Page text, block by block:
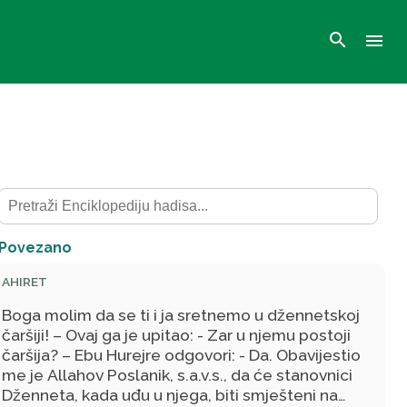
search menu
Povezano
AHIRET
Boga molim da se ti i ja sretnemo u džennetskoj
čaršiji! – Ovaj ga je upitao: - Zar u njemu postoji
čaršija? – Ebu Hurejre odgovori: - Da. Obavijestio
me je Allahov Poslanik, s.a.v.s., da će stanovnici
Dženneta, kada uđu u njega, biti smješteni na